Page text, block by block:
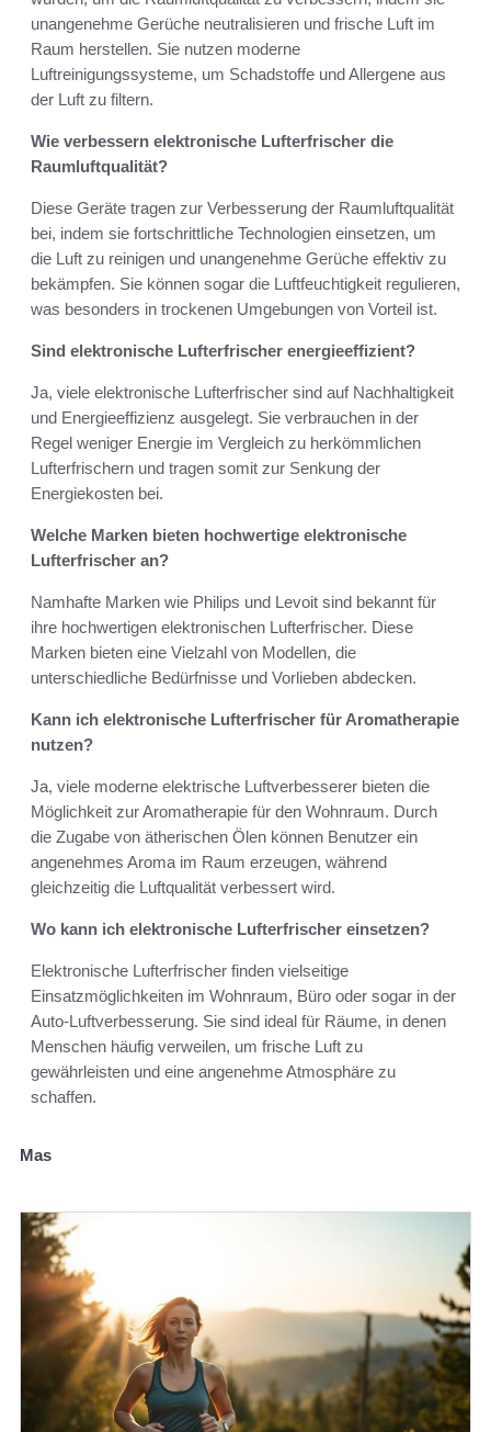
unangenehme Gerüche neutralisieren und frische Luft im
Raum herstellen. Sie nutzen moderne
Luftreinigungssysteme, um Schadstoffe und Allergene aus
der Luft zu filtern.
Wie verbessern elektronische Lufterfrischer die
Raumluftqualität?
Diese Geräte tragen zur Verbesserung der Raumluftqualität
bei, indem sie fortschrittliche Technologien einsetzen, um
die Luft zu reinigen und unangenehme Gerüche effektiv zu
bekämpfen. Sie können sogar die Luftfeuchtigkeit regulieren,
was besonders in trockenen Umgebungen von Vorteil ist.
Sind elektronische Lufterfrischer energieeffizient?
Ja, viele elektronische Lufterfrischer sind auf Nachhaltigkeit
und Energieeffizienz ausgelegt. Sie verbrauchen in der
Regel weniger Energie im Vergleich zu herkömmlichen
Lufterfrischern und tragen somit zur Senkung der
Energiekosten bei.
Welche Marken bieten hochwertige elektronische
Lufterfrischer an?
Namhafte Marken wie Philips und Levoit sind bekannt für
ihre hochwertigen elektronischen Lufterfrischer. Diese
Marken bieten eine Vielzahl von Modellen, die
unterschiedliche Bedürfnisse und Vorlieben abdecken.
Kann ich elektronische Lufterfrischer für Aromatherapie
nutzen?
Ja, viele moderne elektrische Luftverbesserer bieten die
Möglichkeit zur Aromatherapie für den Wohnraum. Durch
die Zugabe von ätherischen Ölen können Benutzer ein
angenehmes Aroma im Raum erzeugen, während
gleichzeitig die Luftqualität verbessert wird.
Wo kann ich elektronische Lufterfrischer einsetzen?
Elektronische Lufterfrischer finden vielseitige
Einsatzmöglichkeiten im Wohnraum, Büro oder sogar in der
Auto-Luftverbesserung. Sie sind ideal für Räume, in denen
Menschen häufig verweilen, um frische Luft zu
gewährleisten und eine angenehme Atmosphäre zu
schaffen.
Mas